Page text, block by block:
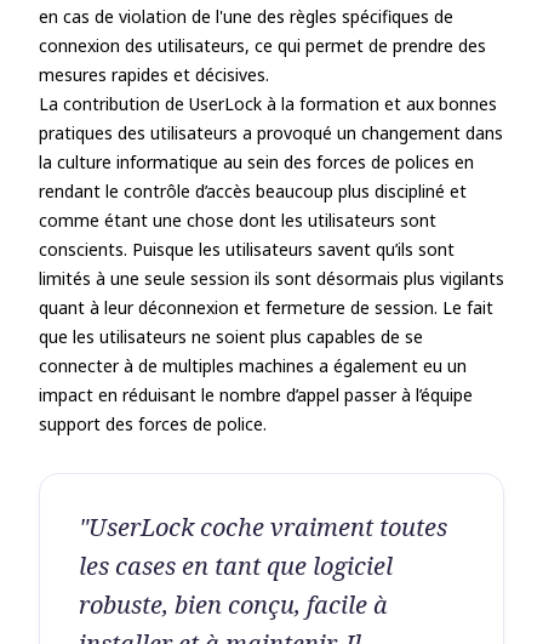
en cas de violation de l'une des règles spécifiques de
connexion des utilisateurs, ce qui permet de prendre des
mesures rapides et décisives.
La contribution de UserLock à la formation et aux bonnes
pratiques des utilisateurs a provoqué un changement dans
la culture informatique au sein des forces de polices en
rendant le contrôle d’accès beaucoup plus discipliné et
comme étant une chose dont les utilisateurs sont
conscients. Puisque les utilisateurs savent qu’ils sont
limités à une seule session ils sont désormais plus vigilants
quant à leur déconnexion et fermeture de session. Le fait
que les utilisateurs ne soient plus capables de se
connecter à de multiples machines a également eu un
impact en réduisant le nombre d’appel passer à l’équipe
support des forces de police.
"UserLock coche vraiment toutes
les cases en tant que logiciel
robuste, bien conçu, facile à